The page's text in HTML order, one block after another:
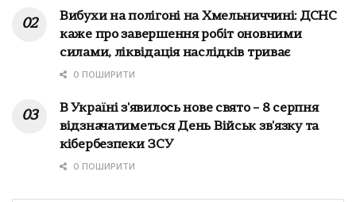
Вибухи на полігоні на Хмельниччині: ДСНС
каже про завершення робіт оновними
силами, ліквідація наслідків триває
0 ПОШИРИТИ
В Україні з'явилось нове свято – 8 серпня
відзначатиметься День Військ зв'язку та
кібербезпеки ЗСУ
0 ПОШИРИТИ